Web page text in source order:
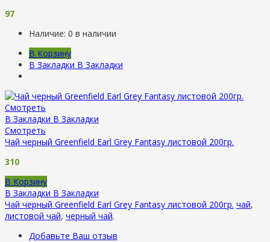
97
Наличие: 0 в наличии
В Корзину
В Закладки В Закладки
Смотреть
В Закладки В Закладки
Смотреть
Чай черный Greenfield Earl Grey Fantasy листовой 200гр.
310
В Корзину
В Закладки В Закладки
Чай черный Greenfield Earl Grey Fantasy листовой 200гр. чай,
листовой чай, черный чай.
Добавьте Ваш отзыв